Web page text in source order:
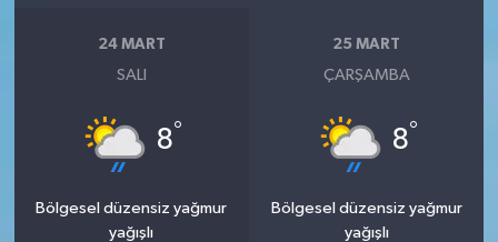
24 MART
SALI
8°
Bölgesel düzensiz yağmur
yağışlı
25 MART
ÇARŞAMBA
8°
Bölgesel düzensiz yağmur
yağışlı